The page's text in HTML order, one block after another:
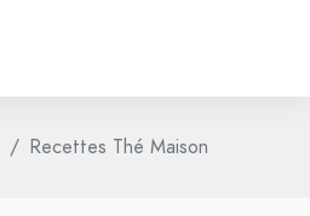
Recettes Thé Maison